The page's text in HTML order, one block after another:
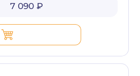
7 090 ₽